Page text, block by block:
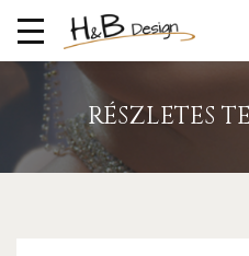
RÉSZLETES